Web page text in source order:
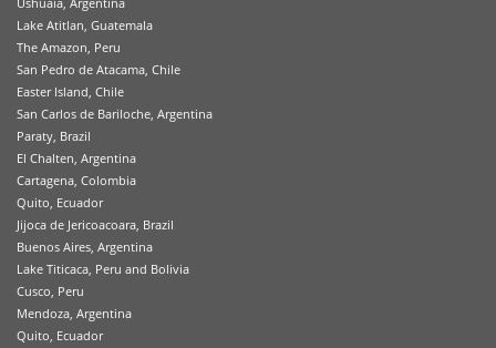
Lake Atitlan, Guatemala
The Amazon, Peru
San Pedro de Atacama, Chile
Easter Island, Chile
San Carlos de Bariloche, Argentina
Paraty, Brazil
El Chalten, Argentina
Cartagena, Colombia
Quito, Ecuador
Jijoca de Jericoacoara, Brazil
Buenos Aires, Argentina
Lake Titicaca, Peru and Bolivia
Cusco, Peru
Mendoza, Argentina
Quito, Ecuador